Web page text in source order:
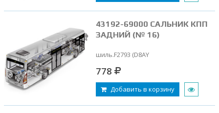
43192-69000 САЛЬНИК КПП
ЗАДНИЙ (№ 16)
шиль.F2793 (D8AY
778
Добавить в корзину